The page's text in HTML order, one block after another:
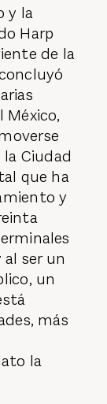
y la
Harp
de la
México,
Ciudad
que ha
y
ser un
un
más
la